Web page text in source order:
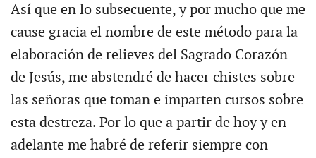
Así que en lo subsecuente, y por mucho que me
cause gracia el nombre de este método para la
elaboración de relieves del Sagrado Corazón
de Jesús, me abstendré de hacer chistes sobre
las señoras que toman e imparten cursos sobre
esta destreza. Por lo que a partir de hoy y en
adelante me habré de referir siempre con